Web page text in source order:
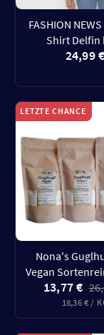
FASHION
Shirt Delfin
24,99 €
LETZTE CHANCE
Nona's
Vegan
13,77 €
18,36 € /